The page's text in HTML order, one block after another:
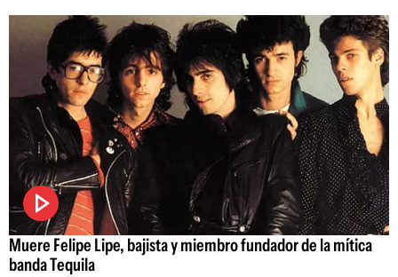
Muere Felipe Lipe, bajista y miembro fundador de la mítica
banda Tequila